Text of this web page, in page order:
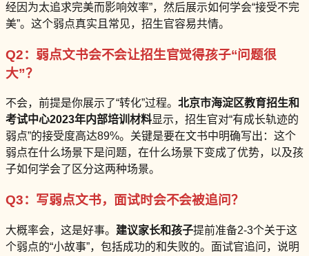
经因为太追求完美而影响效率”，然后展示如何学会“接受不完
美”。这个弱点真实且常见，招生官容易共情。
Q2：弱点文书会不会让招生官觉得孩子“问题很
大”？
不会，前提是你展示了“转化”过程。 北京市海淀区教育招生和
考试中心2023年内部培训材料显示，招生官对“有成长轨迹的
弱点”的接受度高达89%。关键是要在文书中明确写出：这个
弱点在什么场景下是问题，在什么场景下变成了优势，以及孩
子如何学会了区分这两种场景。
Q3：写弱点文书，面试时会不会被追问？
大概率会，这是好事。 建议家长和孩子提前准备2-3个关于这
个弱点的“小故事”，包括成功的和失败的。面试官追问，说明